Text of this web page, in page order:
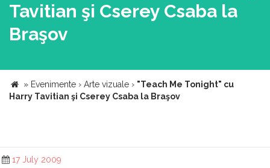
Tavitian şi Cserey Csaba la
Braşov
» Evenimente › Arte vizuale › "Teach Me Tonight" cu
Harry Tavitian şi Cserey Csaba la Braşov
17 July 2009